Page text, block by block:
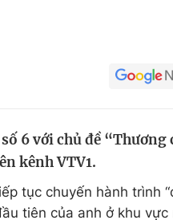
Tuyển sinh
6 với chủ đề “Thương
kênh VTV1.
tục chuyến hành trình
tiên của anh ở khu vực